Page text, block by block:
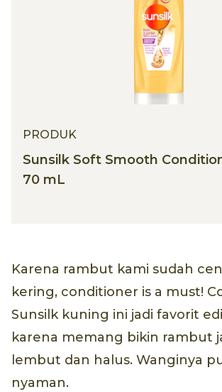
PRODUK
Sunsilk Soft Smooth
70 mL
Karena rambut kami sudah
kering, conditioner is a must!
Sunsilk kuning ini jadi favorit
karena memang bikin rambut
lembut dan halus. Wanginya
nyaman.